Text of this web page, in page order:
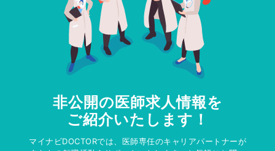
非公開の医師求人情報を
ご紹介いたします！
マイナビDOCTORでは、医師専任のキャリアパートナーが